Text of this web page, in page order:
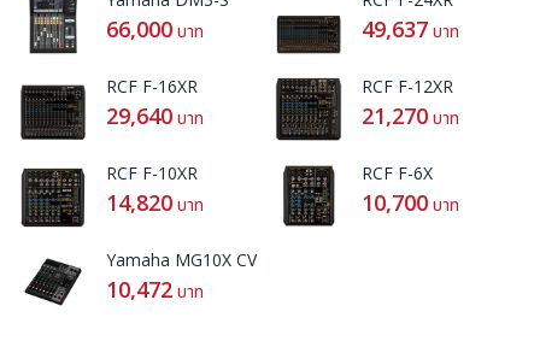
66,000 บาท 49,637 บาท
RCF F-16XR
29,640 บาท
RCF F-12XR
21,270 บาท
RCF F-10XR
14,820 บาท
RCF F-6X
10,700 บาท
Yamaha MG10X CV
10,472 บาท